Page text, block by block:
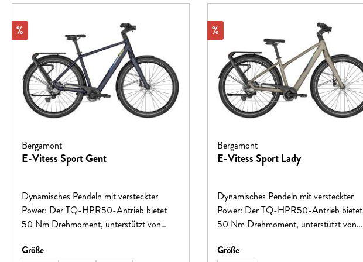
Rabatt
%
Bergamont
E-Vitess Sport Gent
Dynamisches Pendeln mit versteckter
Power: Der TQ-HPR50-Antrieb bietet
50 Nm Drehmoment, unterstützt von
Shimano Deore 1x10-Schaltung.
Größeauswählen
Rabatt
%
Bergamont
E-Vitess Sport Lady
Dynamisches Pendeln mit versteckter
Power: Der TQ-HPR50-Antrieb bietet
50 Nm Drehmoment, unterstützt von
Shimano Deore 1x10-Schaltung.
Größeauswählen